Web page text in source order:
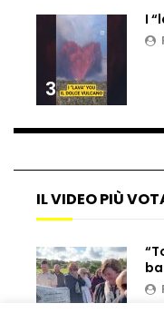
Tir
treno
Russia
3
I
IL VIDEO PIÙ